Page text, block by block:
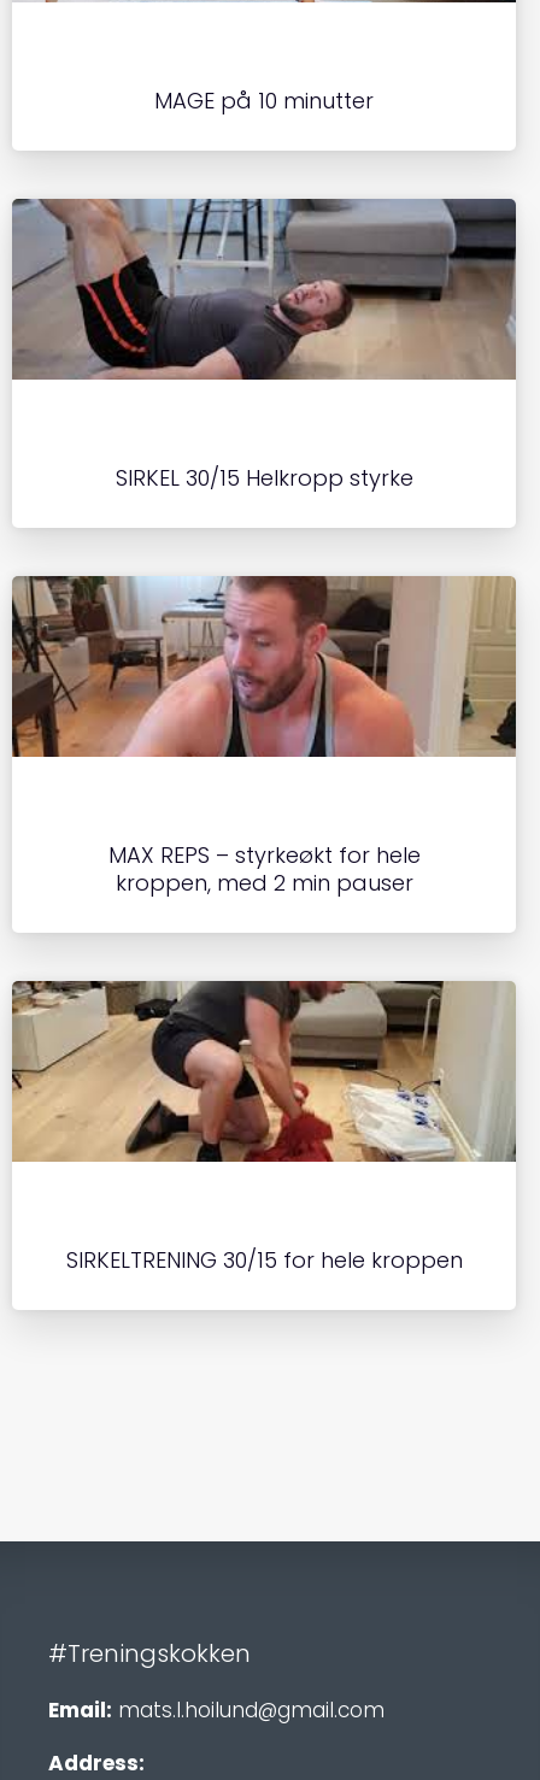
MAGE på 10 minutter
SIRKEL 30/15 Helkropp styrke
MAX REPS – styrkeøkt for hele
kroppen, med 2 min pauser
SIRKELTRENING 30/15 for hele kroppen
#Treningskokken
Email: mats.l.hoilund@gmail.com
Address: